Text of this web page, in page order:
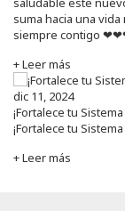
suma hacia una
siempre contigo
+ Leer más
dic 11, 2024
¡Fortalece tu
¡Fortalece tu
+ Leer más